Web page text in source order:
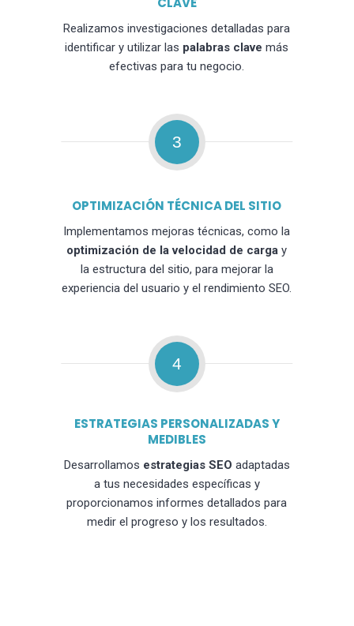
Realizamos investigaciones detalladas para
identificar y utilizar las palabras clave más
efectivas para tu negocio.
3
OPTIMIZACIÓN TÉCNICA DEL SITIO
Implementamos mejoras técnicas, como la
optimización de la velocidad de carga y
la estructura del sitio, para mejorar la
experiencia del usuario y el rendimiento SEO.
4
ESTRATEGIAS PERSONALIZADAS Y
MEDIBLES
Desarrollamos estrategias SEO adaptadas
a tus necesidades específicas y
proporcionamos informes detallados para
medir el progreso y los resultados.